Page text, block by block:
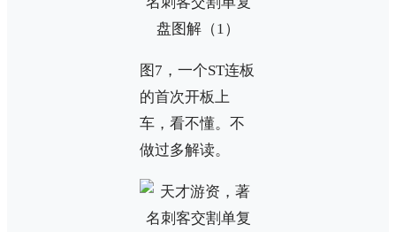
图7，一个ST连板
的首次开板上
车，看不懂。不
做过多解读。